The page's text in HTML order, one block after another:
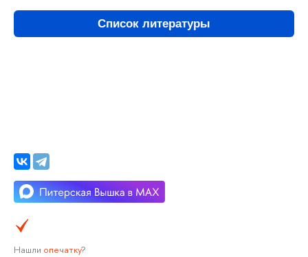
Список литературы
Нашли опечатку?